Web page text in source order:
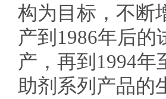
构为目标，不断
产到1986年后
产，再到1994
助剂系列产品的